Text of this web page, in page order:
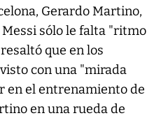
Gerardo Martino,
sólo le falta "ritmo
que en los
con una "mirada
en el entrenamiento de
en una rueda de